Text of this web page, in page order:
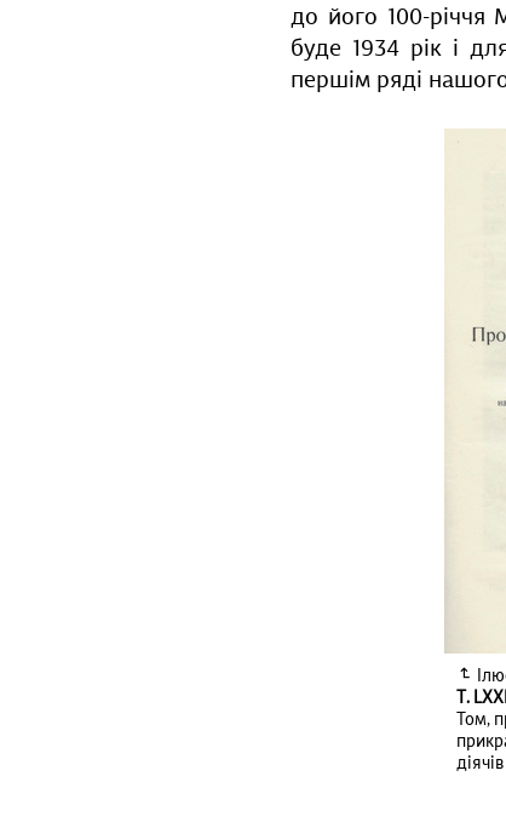
до його 100-річчя
буде 1934 рік і
першім ряді
Т.
Том,